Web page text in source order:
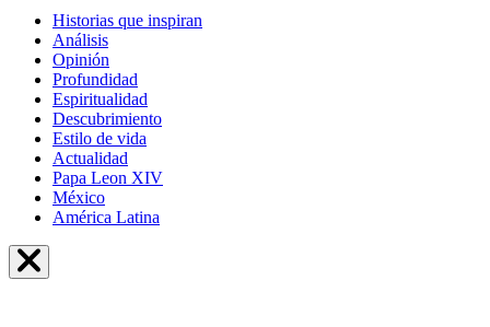
Historias que inspiran
Análisis
Opinión
Profundidad
Espiritualidad
Descubrimiento
Estilo de vida
Actualidad
Papa Leon XIV
México
América Latina